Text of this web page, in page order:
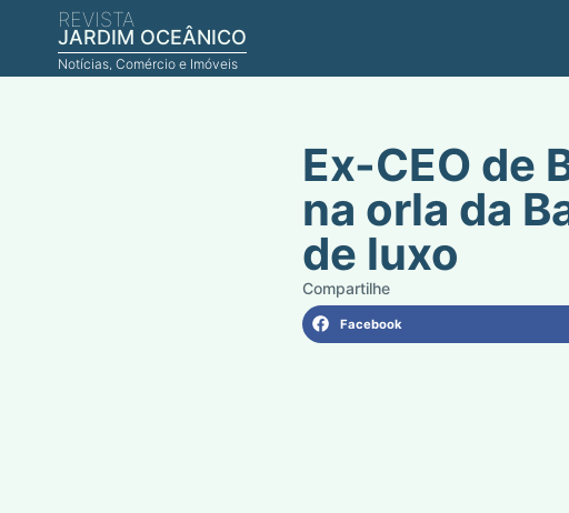
REVISTA
JARDIM OCEÂNICO
Notícias, Comércio e Imóveis
Ex-CEO de
na orla da
de luxo
Facebook